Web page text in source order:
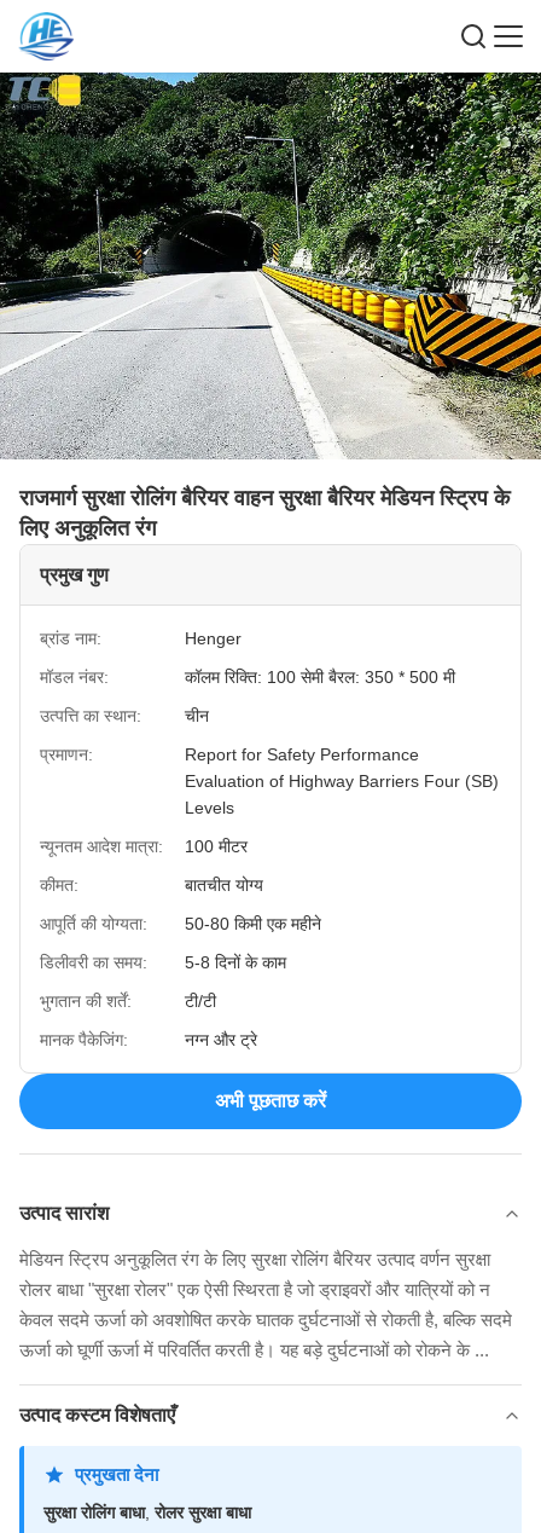
राजमार्ग सुरक्षा रोलिंग बैरियर वाहन सुरक्षा बैरियर मेडियन स्ट्रिप के
लिए अनुकूलित रंग
प्रमुख गुण
ब्रांड नाम:
Henger
मॉडल नंबर:
कॉलम रिक्ति: 100 सेमी बैरल: 350 * 500 मी
उत्पत्ति का स्थान:
चीन
प्रमाणन:
Report for Safety Performance
Evaluation of Highway Barriers Four (SB)
Levels
न्यूनतम आदेश मात्रा:
100 मीटर
कीमत:
बातचीत योग्य
आपूर्ति की योग्यता:
50-80 किमी एक महीने
डिलीवरी का समय:
5-8 दिनों के काम
भुगतान की शर्तें:
टी/टी
मानक पैकेजिंग:
नग्न और ट्रे
अभी पूछताछ करें
उत्पाद सारांश
मेडियन स्ट्रिप अनुकूलित रंग के लिए सुरक्षा रोलिंग बैरियर उत्पाद वर्णन सुरक्षा
रोलर बाधा "सुरक्षा रोलर" एक ऐसी स्थिरता है जो ड्राइवरों और यात्रियों को न
केवल सदमे ऊर्जा को अवशोषित करके घातक दुर्घटनाओं से रोकती है, बल्कि सदमे
ऊर्जा को घूर्णी ऊर्जा में परिवर्तित करती है। यह बड़े दुर्घटनाओं को रोकने के ...
उत्पाद कस्टम विशेषताएँ
प्रमुखता देना
सुरक्षा रोलिंग बाधा,रोलर सुरक्षा बाधा